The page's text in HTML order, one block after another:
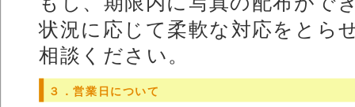
状況に応じて柔軟な対応をとら
相談ください。
３．営業日について